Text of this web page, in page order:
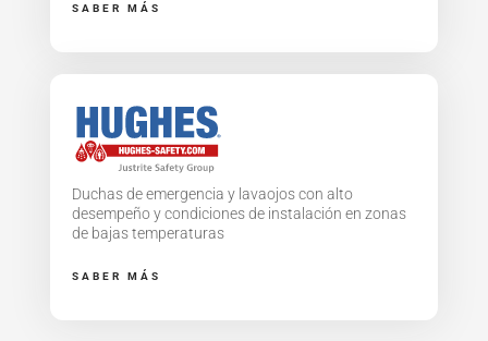
SABER MÁS
Duchas de emergencia y lavaojos con alto
desempeño y condiciones de instalación en zonas
de bajas temperaturas
SABER MÁS